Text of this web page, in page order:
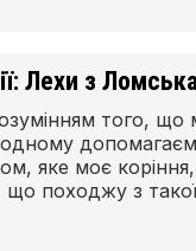
Лехи з
того, що
одному
яке моє
походжу з
б настільки
дідусь і бабуся,